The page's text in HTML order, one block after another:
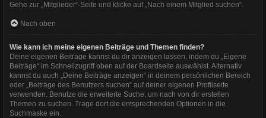
Gehe zur „Mitglieder“-Seite und klicke auf „Nach einem Mitglied suchen“.
Nach oben
Wie kann ich meine eigenen Beiträge und Themen finden?
Deine eigenen Beiträge kannst du dir anzeigen lassen, indem du „Eigene
Beiträge“ im Schnellzugriff oben auf der Boardseite auswählst. Alternativ
kannst du auch „Deine Beiträge anzeigen“ in deinem persönlichen Bereich
oder „Beiträge des Benutzers suchen“ auf deiner eigenen Profilseite
verwenden. Benutze die erweiterte Suche, um nach von dir erstellen
Themen zu suchen. Trage dort die entsprechenden Optionen in die
Suchmaske ein.